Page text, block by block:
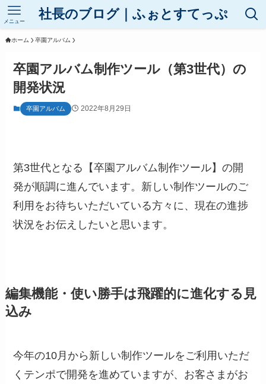
社長のブログ｜ふぉとすてっぷ
メニュー
ホーム 卒園アルバム
卒園アルバム制作ツール（第3世代）の
開発状況
卒園アルバム 2022年8月29日
第3世代となる【卒園アルバム制作ツール】の開
発が順調に進んでいます。新しい制作ツールのご
利用をお待ちいただいている方々に、現在の進捗
状況をお伝えしたいと思います。
編集機能・使い勝手は飛躍的に進化する見
込み
今年の10月から新しい制作ツールをご利用いただ
くテンポで開発を進めていますが、お客さまがお